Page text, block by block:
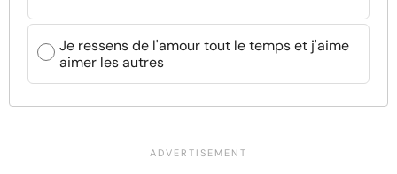
Je ressens de l'amour tout le temps et j'aime
aimer les autres